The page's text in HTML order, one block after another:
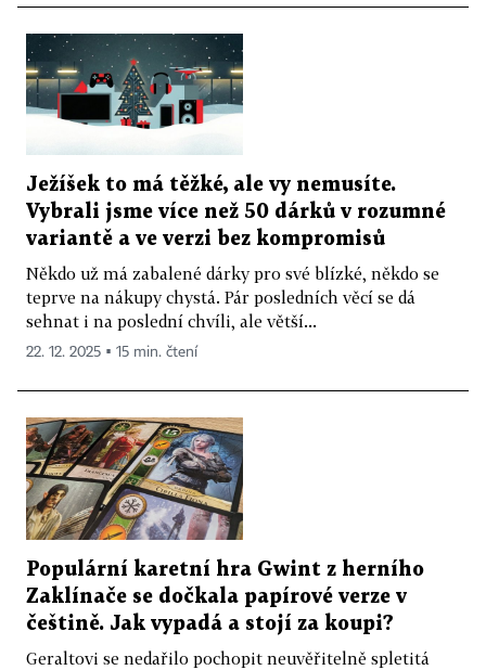
Ježíšek to má těžké, ale vy nemusíte.
Vybrali jsme více než 50 dárků v rozumné
variantě a ve verzi bez kompromisů
Někdo už má zabalené dárky pro své blízké, někdo se
teprve na nákupy chystá. Pár posledních věcí se dá
sehnat i na poslední chvíli, ale větší...
22. 12. 2025 ▪ 15 min. čtení
Populární karetní hra Gwint z herního
Zaklínače se dočkala papírové verze v
češtině. Jak vypadá a stojí za koupi?
Geraltovi se nedařilo pochopit neuvěřitelně spletitá